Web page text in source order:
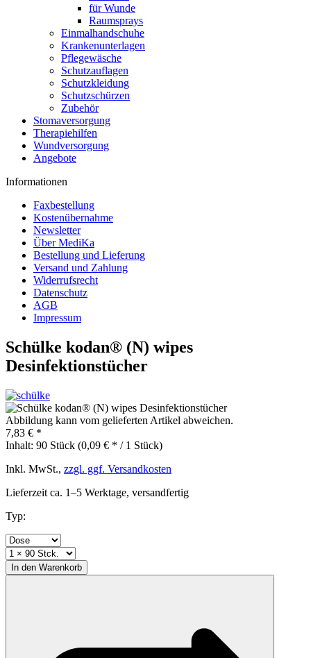
für Wunde
Raumsprays
Einmalhandschuhe
Krankenunterlagen
Pflegewäsche
Schutzauflagen
Schutzkleidung
Schutzschürzen
Zubehör
Stomaversorgung
Therapiehilfen
Wundversorgung
Angebote
Informationen
Faxbestellung
Kostenübernahme
Newsletter
Über MediKa
Bestellung und Lieferung
Versand und Zahlung
Widerrufsrecht
Datenschutz
AGB
Impressum
Schülke kodan® (N) wipes
Desinfektionstücher
Abbildung kann vom gelieferten Artikel abweichen.
7,83 € *
Inhalt: 90 Stück (0,09 € * / 1 Stück)
Inkl. MwSt., zzgl. ggf. Versandkosten
Lieferzeit ca. 1–5 Werktage, versandfertig
Typ:
In den Warenkorb